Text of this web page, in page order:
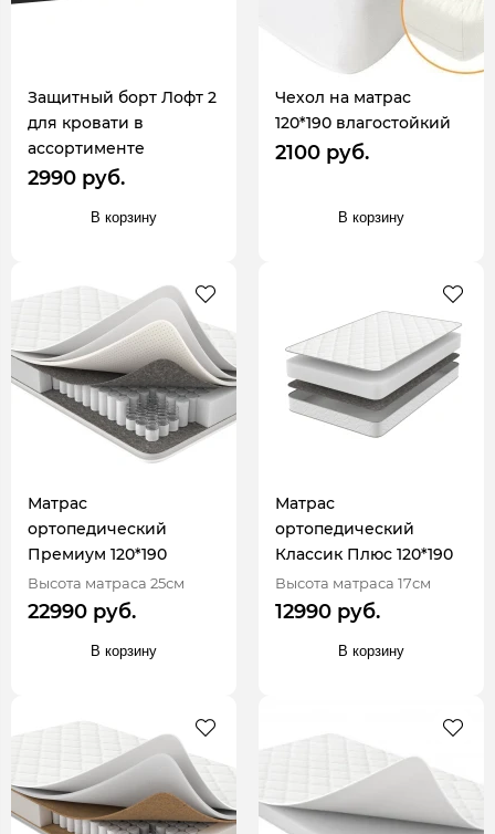
Защитный борт Лофт 2
для кровати в
ассортименте
2990 руб.
В корзину
Чехол на матрас
120*190 влагостойкий
2100 руб.
В корзину
Матрас
ортопедический
Премиум 120*190
Высота матраса 25см
22990 руб.
В корзину
Матрас
ортопедический
Классик Плюс 120*190
Высота матраса 17см
12990 руб.
В корзину